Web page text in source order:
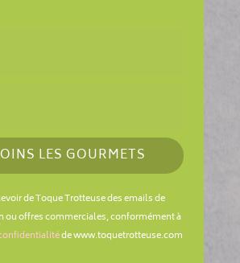
LES GOURMETS
de Toque Trotteuse des emails de
ou offres commerciales, conformément à
de www.toquetrotteuse.com